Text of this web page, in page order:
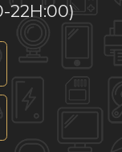
22H:00)